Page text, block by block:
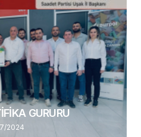
2026
GURURU
2024